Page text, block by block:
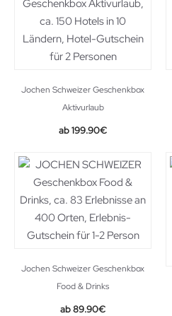
Jochen Schweizer Geschenkbox
Aktivurlaub
199.90€
Jochen Schweizer Geschenkbox
Food & Drinks
89.90€